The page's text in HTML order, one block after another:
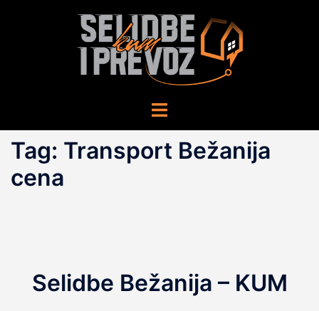
Toggle
Tag: Transport Bežanija
cena
Selidbe Bežanija – KUM